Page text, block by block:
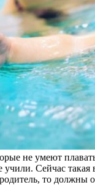
не умеют
учили. Сейчас такая
то должны